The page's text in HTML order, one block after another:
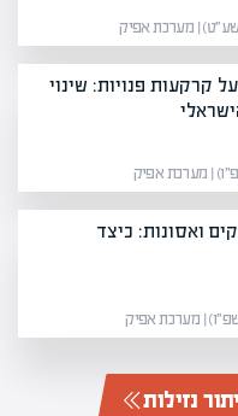
קרקעות פנויות: שינוי
ואסונות: כיצד
נזילות